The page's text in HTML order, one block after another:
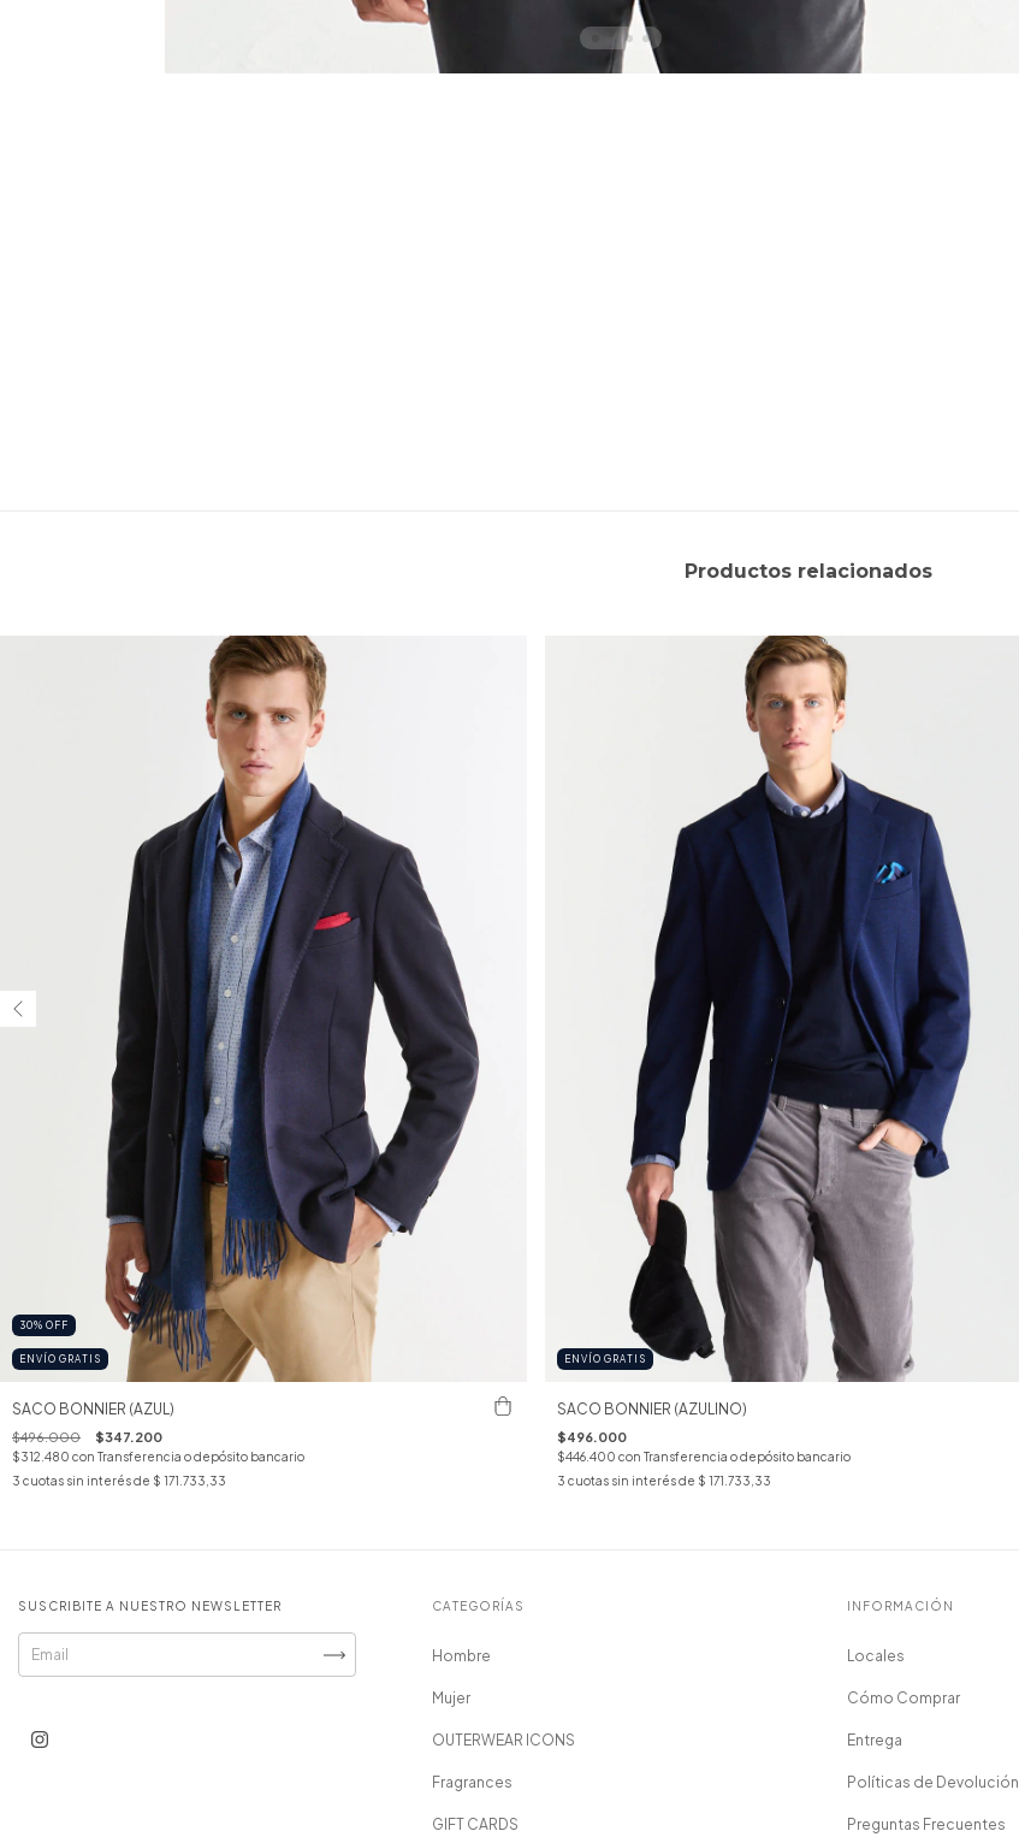
Productos relacionados
30% OFF
ENVÍO GRATIS
SACO BONNIER (AZUL)
$496.000 $347.200
$312.480 con Transferencia o depósito bancario
3 cuotas sin interés de $ 171.733,33
ENVÍO GRATIS
SACO BONNIER (AZULINO)
$496.000
$446.400 con Transferencia o depósito bancario
3 cuotas sin interés de $ 171.733,33
SUSCRIBITE A NUESTRO NEWSLETTER CATEGORÍAS
Hombre
Mujer
OUTERWEAR ICONS
Fragrances
GIFT CARDS
INFORMACIÓN
Locales
Cómo Comprar
Entrega
Políticas de Devolución
Preguntas Frecuentes